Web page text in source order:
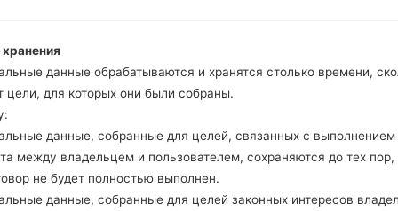
Android Marshmallow
6.0.1
данные обрабатываются и хранятся столько времени,
цели, для которых они были собраны.
данные, собранные для целей, связанных с выполнением
между владельцем и пользователем, сохраняются до тех пор,
не будет полностью выполнен.
данные, собранные для целей законных интересов